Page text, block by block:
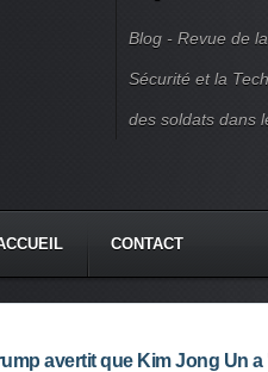
Blog - Revue de
Sécurité et la
des soldats dans
CONTACT
avertit que Kim Jong Un